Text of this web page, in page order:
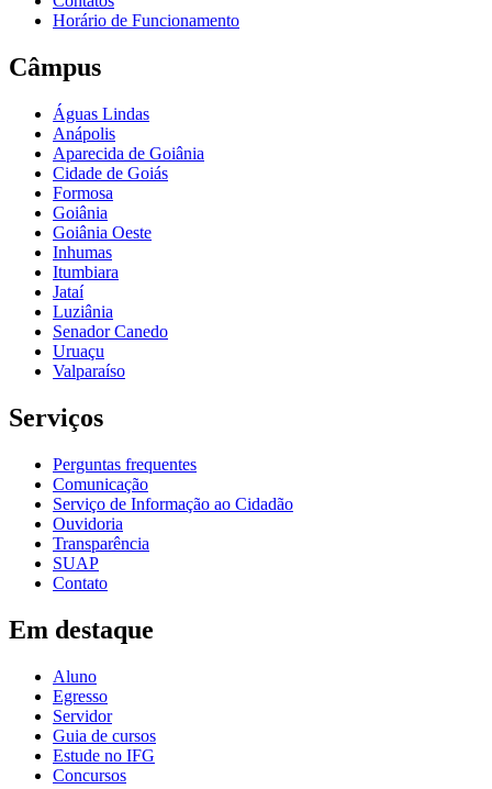
Horário de Funcionamento
Câmpus
Águas Lindas
Anápolis
Aparecida de Goiânia
Cidade de Goiás
Formosa
Goiânia
Goiânia Oeste
Inhumas
Itumbiara
Jataí
Luziânia
Senador Canedo
Uruaçu
Valparaíso
Serviços
Perguntas frequentes
Comunicação
Serviço de Informação ao Cidadão
Ouvidoria
Transparência
SUAP
Contato
Em destaque
Aluno
Egresso
Servidor
Guia de cursos
Estude no IFG
Concursos